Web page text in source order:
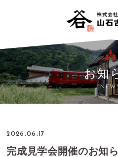
お知
2026.06.17
完成見学会開催のお知